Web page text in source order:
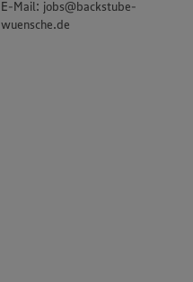
E-Mail: jobs@backstube-
wuensche.de